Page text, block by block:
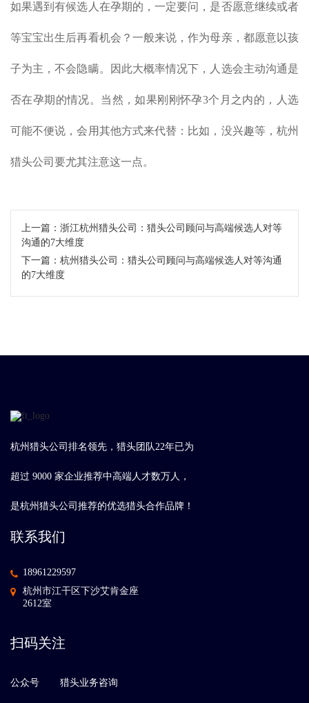
如果遇到有候选人在孕期的，一定要问，是否愿意继续或者
等宝宝出生后再看机会？一般来说，作为母亲，都愿意以孩
子为主，不会隐瞒。因此大概率情况下，人选会主动沟通是
否在孕期的情况。当然，如果刚刚怀孕3个月之内的，人选
可能不便说，会用其他方式来代替：比如，没兴趣等，杭州
猎头公司要尤其注意这一点。
上一篇： 浙江杭州猎头公司：猎头公司顾问与高端候选人对等
沟通的7大维度
下一篇： 杭州猎头公司：猎头公司顾问与高端候选人对等沟通
的7大维度
杭州猎头公司排名领先，猎头团队22年已为
超过 9000 家企业推荐中高端人才数万人，
是杭州猎头公司推荐的优选猎头合作品牌！
联系我们
18961229597
杭州市江干区下沙艾肯金座
2612室
扫码关注
公众号 猎头业务咨询